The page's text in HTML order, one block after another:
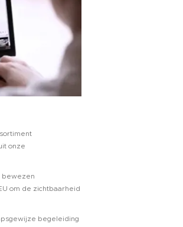
onze
bewezen
om de zichtbaarheid
begeleiding